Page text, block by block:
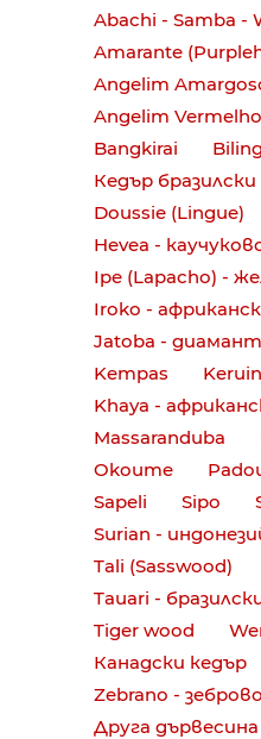
Abachi - Samba -
Amarante
Angelim
Angelim Vermelho
Bangkirai
Кедър бразилски
Doussie (Lingue)
Hevea -
Ipe (Lapacho) -
Iroko -
Jatoba -
Kempas
Khaya -
Massaranduba
Okoume
Sapeli
Sipo
Surian -
Tali (Sasswood)
Tauari -
Tiger wood
Канадски кедър
Zebrano -
Друга дървесина